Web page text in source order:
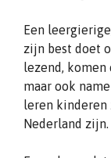
Een
zijn best doet
lezend, komen
maar ook
leren kinderen
Nederland